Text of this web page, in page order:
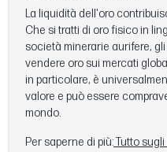
La liquidità dell'oro
Che si tratti di oro fisico in
società minerarie aurifere,
vendere oro sui mercati
in particolare, è
valore e può essere
mondo.
Per saperne di più:Tutto sugli